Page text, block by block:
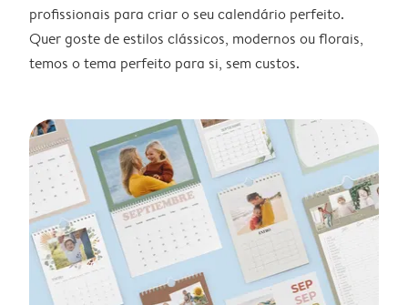
profissionais para criar o seu calendário perfeito.
Quer goste de estilos clássicos, modernos ou florais,
temos o tema perfeito para si, sem custos.